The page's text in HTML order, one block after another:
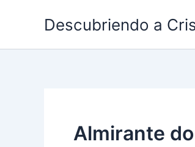
Descubriendo a
Almirante